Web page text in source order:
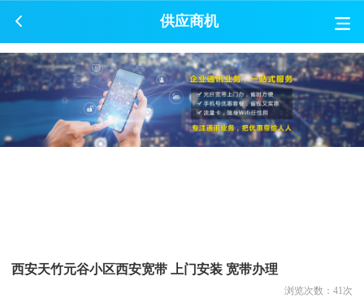
供应商机
西安天竹元谷小区西安宽带 上门安装 宽带办理
浏览次数： 41 次